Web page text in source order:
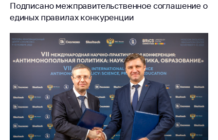
Подписано межправительственное соглашение о
единых правилах конкуренции